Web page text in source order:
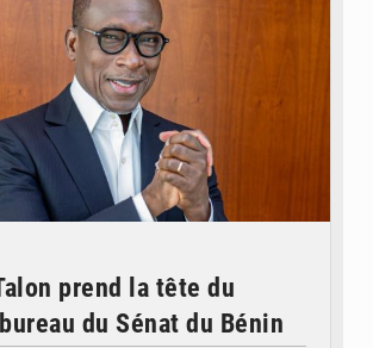
prend la tête du
du Sénat du Bénin